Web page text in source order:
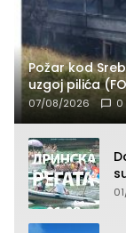
Požar kod
uzgoj pilića
07/08/2026 0